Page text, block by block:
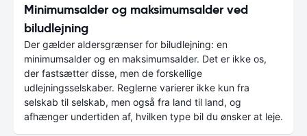
Minimumsalder og maksimumsalder ved
biludlejning
Der gælder aldersgrænser for biludlejning: en
minimumsalder og en maksimumsalder. Det er ikke os,
der fastsætter disse, men de forskellige
udlejningsselskaber. Reglerne varierer ikke kun fra
selskab til selskab, men også fra land til land, og
afhænger undertiden af, hvilken type bil du ønsker at leje.